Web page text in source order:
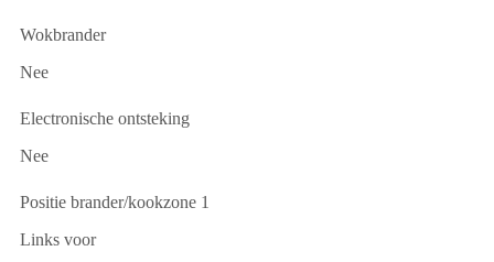
Wokbrander
Nee
Electronische ontsteking
Nee
Positie brander/kookzone 1
Links voor